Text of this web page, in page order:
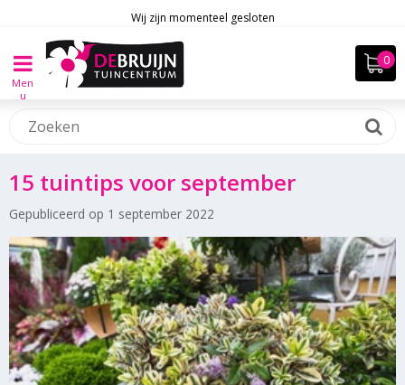
Men
u
Wij zijn momenteel gesloten
15 tuintips voor september
Gepubliceerd op 1 september 2022